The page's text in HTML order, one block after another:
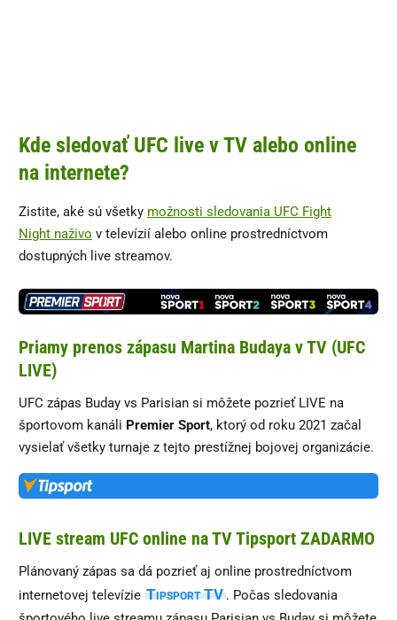
Kde sledovať UFC live v TV alebo online
na internete?
Zistite, aké sú všetky možnosti sledovania UFC Fight
Night naživo v televízií alebo online prostredníctvom
dostupných live streamov.
Priamy prenos zápasu Martina Budaya v TV (UFC
LIVE)
UFC zápas Buday vs Parisian si môžete pozrieť LIVE na
športovom kanáli Premier Sport, ktorý od roku 2021 začal
vysielať všetky turnaje z tejto prestížnej bojovej organizácie.
LIVE stream UFC online na TV Tipsport ZADARMO
Plánovaný zápas sa dá pozrieť aj online prostredníctvom
internetovej televízie Tipsport TV. Počas sledovania